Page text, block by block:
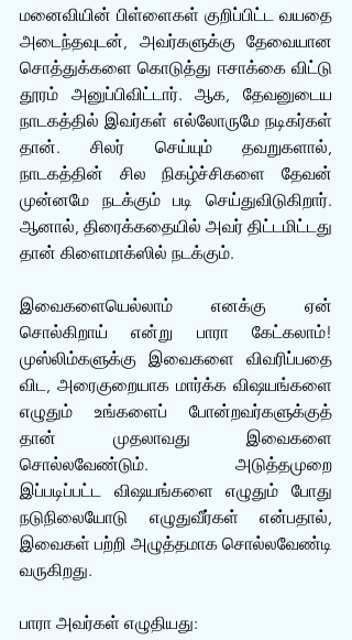
மனைவியின் பிள்ளைகள் குறிப்பிட்ட வயதை
அடைந்தவுடன், அவர்களுக்கு தேவையான
சொத்துக்களை கொடுத்து ஈசாக்கை விட்டு
தூரம் அனுப்பிவிட்டார். ஆக, தேவனுடைய
நாடகத்தில் இவர்கள் எல்லோருமே நடிகர்கள்
தான். சிலர் செய்யும் தவறுகளால்,
நாடகத்தின் சில நிகழ்ச்சிகளை தேவன்
முன்னமே நடக்கும் படி செய்துவிடுகிறார்.
ஆனால், திரைக்கதையில் அவர் திட்டமிட்டது
தான் கிளைமாக்ஸில் நடக்கும்.
இவைகளையெல்லாம் எனக்கு ஏன்
சொல்கிறாய் என்று பாரா கேட்கலாம்!
முஸ்லிம்களுக்கு இவைகளை விவரிப்பதை
விட, அரைகுறையாக மார்க்க விஷயங்களை
எழுதும் உங்களைப் போன்றவர்களுக்குத்
தான் முதலாவது இவைகளை
சொல்லவேண்டும். அடுத்தமுறை
இப்படிப்பட்ட விஷயங்களை எழுதும் போது
நடுநிலையோடு எழுதுவீர்கள் என்பதால்,
இவைகள் பற்றி அழுத்தமாக சொல்லவேண்டி
வருகிறது.
பாரா அவர்கள் எழுதியது: